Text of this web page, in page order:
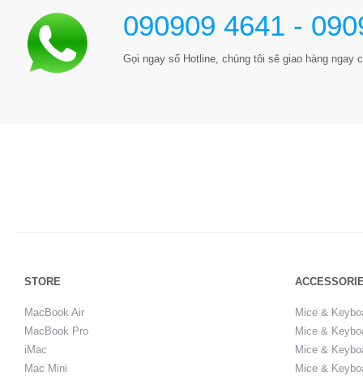
090909 4641 -
Gọi ngay số Hotline, chúng tôi sẽ giao hàng ngay
STORE
MacBook Air
MacBook Pro
iMac
Mac Mini
Mice &
Mice &
Mice &
Mice &